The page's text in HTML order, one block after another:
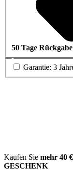
50 Tage
Garantie: 3
Kaufen Sie mehr 40 €
GESCHENK